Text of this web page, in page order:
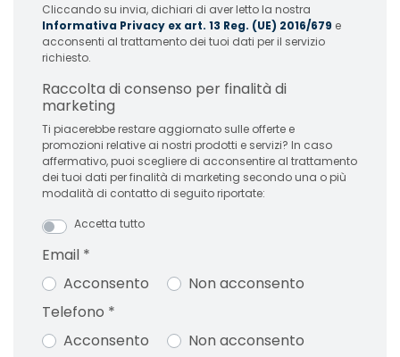
Cliccando su invia, dichiari di aver letto la nostra
Informativa Privacy ex art. 13 Reg. (UE) 2016/679 e
acconsenti al trattamento dei tuoi dati per il servizio
richiesto.
Raccolta di consenso per finalità di
marketing
Ti piacerebbe restare aggiornato sulle offerte e
promozioni relative ai nostri prodotti e servizi? In caso
affermativo, puoi scegliere di acconsentire al trattamento
dei tuoi dati per finalità di marketing secondo una o più
modalità di contatto di seguito riportate:
Accetta tutto
Email *
Acconsento
Non acconsento
Telefono *
Acconsento
Non acconsento